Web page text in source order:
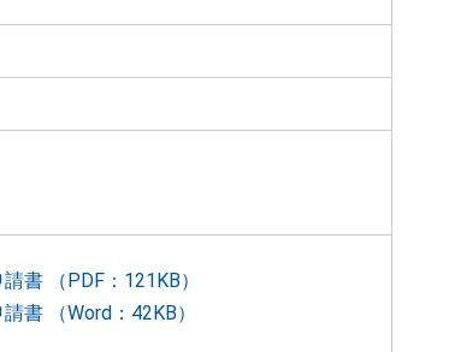
書 （PDF：121KB）
書 （Word：42KB）